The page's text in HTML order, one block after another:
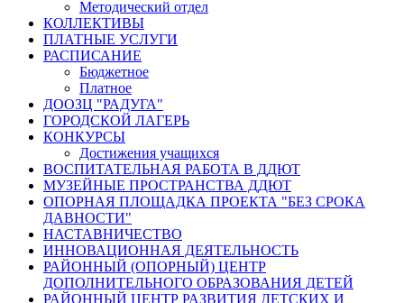
Методический отдел
КОЛЛЕКТИВЫ
ПЛАТНЫЕ УСЛУГИ
РАСПИСАНИЕ
Бюджетное
Платное
ДООЗЦ "РАДУГА"
ГОРОДСКОЙ ЛАГЕРЬ
КОНКУРСЫ
Достижения учащихся
ВОСПИТАТЕЛЬНАЯ РАБОТА В ДДЮТ
МУЗЕЙНЫЕ ПРОСТРАНСТВА ДДЮТ
ОПОРНАЯ ПЛОЩАДКА ПРОЕКТА "БЕЗ СРОКА
ДАВНОСТИ"
НАСТАВНИЧЕСТВО
ИННОВАЦИОННАЯ ДЕЯТЕЛЬНОСТЬ
РАЙОННЫЙ (ОПОРНЫЙ) ЦЕНТР
ДОПОЛНИТЕЛЬНОГО ОБРАЗОВАНИЯ ДЕТЕЙ
РАЙОННЫЙ ЦЕНТР РАЗВИТИЯ ДЕТСКИХ И